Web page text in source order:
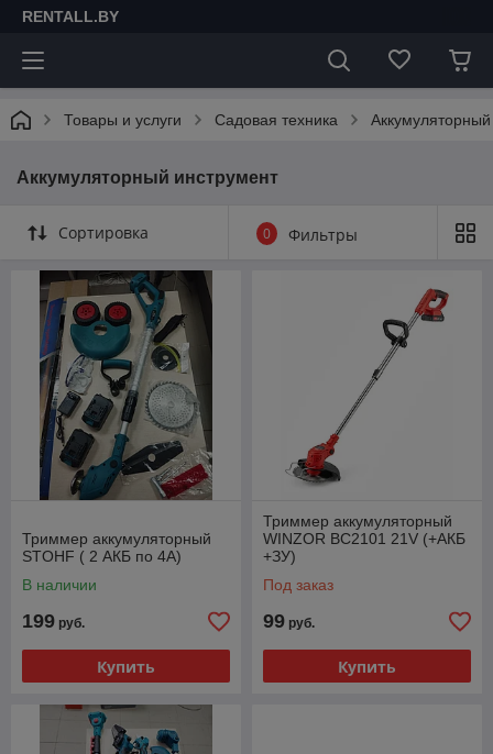
RENTALL.BY
Товары и услуги Садовая техника
Аккумуляторный инструмент
Сортировка 0 Фильтры
Триммер аккумуляторный
STOHF ( 2 АКБ по 4А)
В наличии
199 руб.
Купить
Триммер аккумуляторный
WINZOR BC2101 21V (+АКБ
+ЗУ)
Под заказ
99 руб.
Купить